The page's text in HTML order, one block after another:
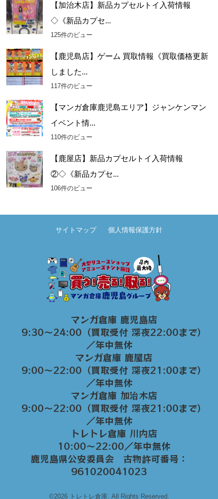
【加治木店】新品カプセルトイ入荷情報
◇《新品カプセ...
125件のビュー
【鹿児島店】ゲーム 買取情報《買取価格更新
しました...
117件のビュー
【マンガ倉庫鹿児島エリア】ジャンケンマン
イベント情...
110件のビュー
【鹿屋店】新品カプセルトイ入荷情報
②◇《新品カプセ...
106件のビュー
サイトマップ 個人情報保護方針
マンガ倉庫 鹿児島店
9:30～24:00（買取受付 深夜22:00まで）
／年中無休
マンガ倉庫 鹿屋店
9:00～22:00（買取受付 深夜21:00まで）
／年中無休
マンガ倉庫 加治木店
9:00〜22:00（買取受付 深夜21:00まで）
／年中無休
トレトレ倉庫 川内店
10:00〜22:00／年中無休
鹿児島県公安委員会 古物許可番号：
961020041023
©2026 トレトレ倉庫. All Rights Reserved.